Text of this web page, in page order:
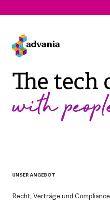
UNSER ANGEBOT
Recht, Verträge und Compliance